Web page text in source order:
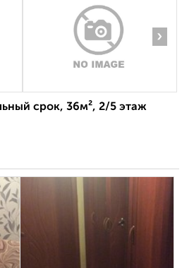
›
срок, 36м², 2/5 этаж